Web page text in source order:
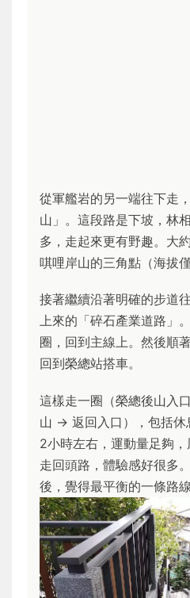
從軍艦岩的另一端往下走
山」。這段路是下坡，林
多，走起來更有野趣。大
唭哩岸山的三角點（海拔
接著繼續沿著明確的步道
上來的「碎石產業道路」
圈，回到主線上。然後順
回到榮總站搭車。
這樣走一圈（榮總後山
山 → 返回入口），包括休
2小時左右，運動量足夠
走回頭路，體驗感好很多
後，覺得最平衡的一條路線